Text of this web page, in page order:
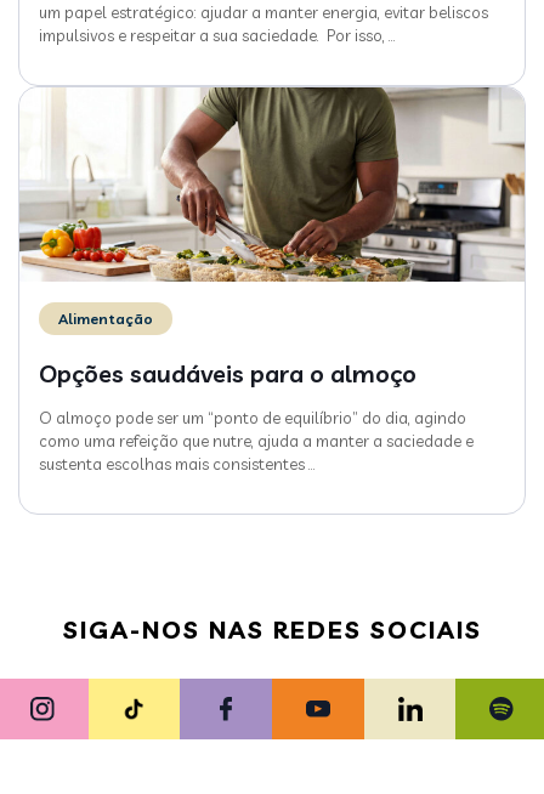
um papel estratégico: ajudar a manter energia, evitar beliscos
impulsivos e respeitar a sua saciedade. Por isso,
Alimentação
Opções saudáveis para o almoço
O almoço pode ser um “ponto de equilíbrio” do dia, agindo
como uma refeição que nutre, ajuda a manter a saciedade e
sustenta escolhas mais consistentes
SIGA-NOS NAS REDES SOCIAIS